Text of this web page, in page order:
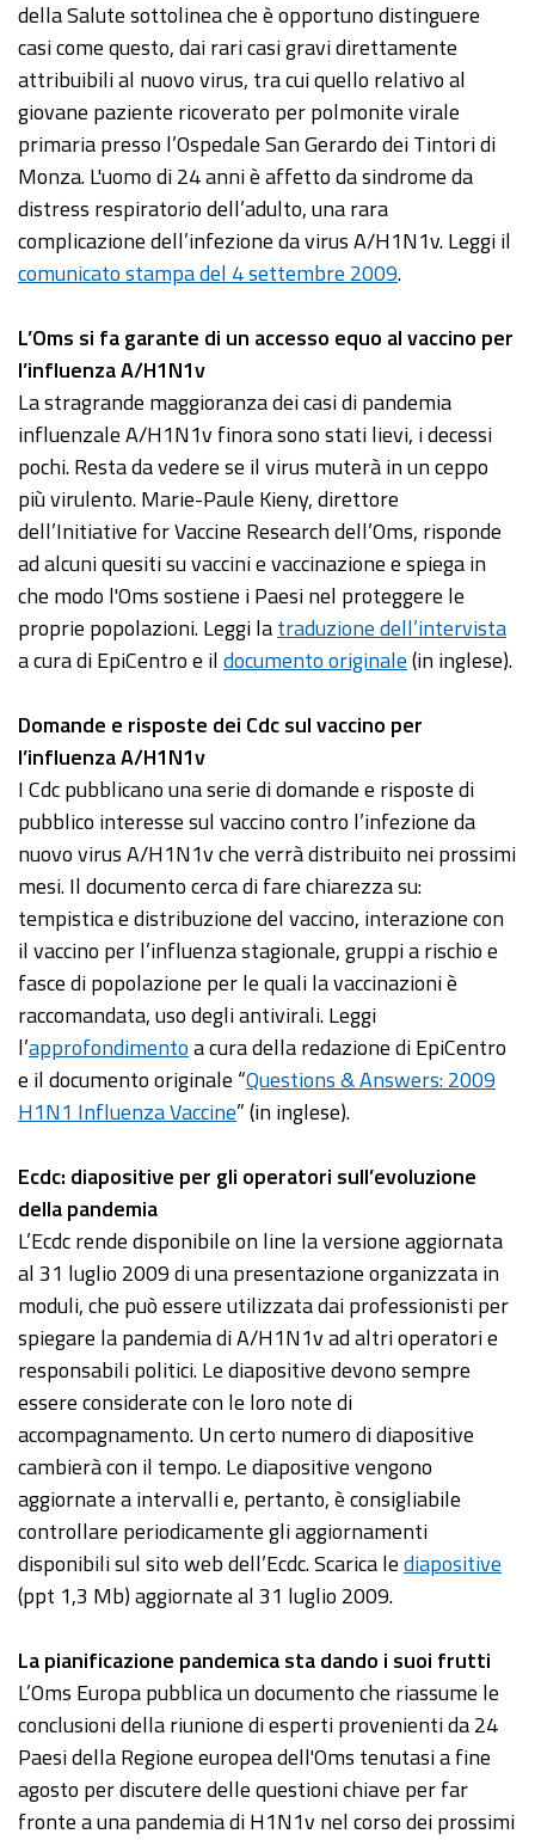
della Salute sottolinea che è opportuno distinguere
casi come questo, dai rari casi gravi direttamente
attribuibili al nuovo virus, tra cui quello relativo al
giovane paziente ricoverato per polmonite virale
primaria presso l’Ospedale San Gerardo dei Tintori di
Monza. L'uomo di 24 anni è affetto da sindrome da
distress respiratorio dell’adulto, una rara
complicazione dell’infezione da virus A/H1N1v. Leggi il
comunicato stampa del 4 settembre 2009.
L’Oms si fa garante di un accesso equo al vaccino per
l’influenza A/H1N1v
La stragrande maggioranza dei casi di pandemia
influenzale A/H1N1v finora sono stati lievi, i decessi
pochi. Resta da vedere se il virus muterà in un ceppo
più virulento. Marie-Paule Kieny, direttore
dell’Initiative for Vaccine Research dell’Oms, risponde
ad alcuni quesiti su vaccini e vaccinazione e spiega in
che modo l'Oms sostiene i Paesi nel proteggere le
proprie popolazioni. Leggi latraduzione dell’intervista
a cura di EpiCentro e ildocumento originale(in inglese).
Domande e risposte dei Cdc sul vaccino per
l’influenza A/H1N1v
I Cdc pubblicano una serie di domande e risposte di
pubblico interesse sul vaccino contro l’infezione da
nuovo virus A/H1N1v che verrà distribuito nei prossimi
mesi. Il documento cerca di fare chiarezza su:
tempistica e distribuzione del vaccino, interazione con
il vaccino per l’influenza stagionale, gruppi a rischio e
fasce di popolazione per le quali la vaccinazioni è
raccomandata, uso degli antivirali. Leggi
l’approfondimentoa cura della redazione di EpiCentro
e il documento originale “Questions & Answers: 2009
H1N1 Influenza Vaccine” (in inglese).
Ecdc: diapositive per gli operatori sull’evoluzione
della pandemia
L’Ecdc rende disponibile on line la versione aggiornata
al 31 luglio 2009 di una presentazione organizzata in
moduli, che può essere utilizzata dai professionisti per
spiegare la pandemia di A/H1N1v ad altri operatori e
responsabili politici. Le diapositive devono sempre
essere considerate con le loro note di
accompagnamento. Un certo numero di diapositive
cambierà con il tempo. Le diapositive vengono
aggiornate a intervalli e, pertanto, è consigliabile
controllare periodicamente gli aggiornamenti
disponibili sul sito web dell’Ecdc. Scarica lediapositive
(ppt 1,3 Mb) aggiornate al 31 luglio 2009.
Lapianificazione pandemica sta dando i suoi frutti
L’Oms Europa pubblica un documento che riassume le
conclusioni della riunione di esperti provenienti da 24
Paesi della Regione europea dell'Oms tenutasi a fine
agosto per discutere delle questioni chiave per far
fronte a una pandemia di H1N1v nel corso dei prossimi